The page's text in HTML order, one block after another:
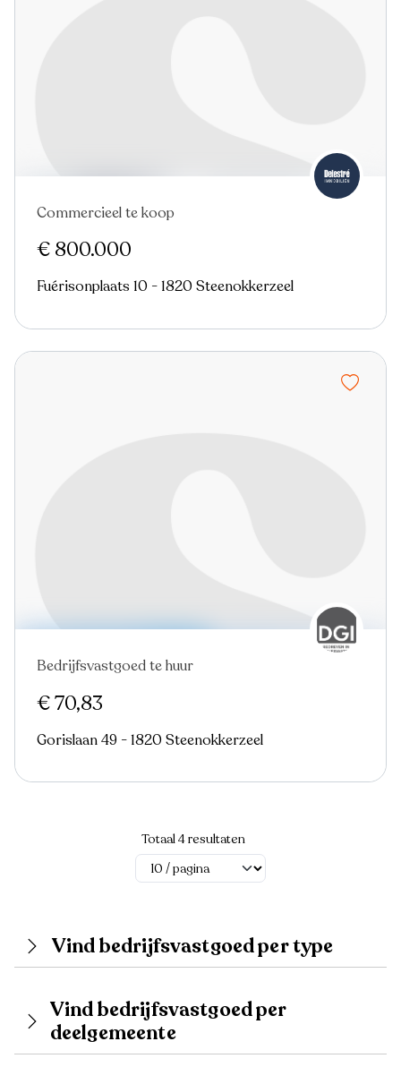
Commercieel te koop
€ 800.000
Fuérisonplaats 10 - 1820 Steenokkerzeel
Bedrijfsvastgoed te huur
€ 70,83
Gorislaan 49 - 1820 Steenokkerzeel
Totaal 4 resultaten
Vind bedrijfsvastgoed per type
Vind bedrijfsvastgoed per
deelgemeente